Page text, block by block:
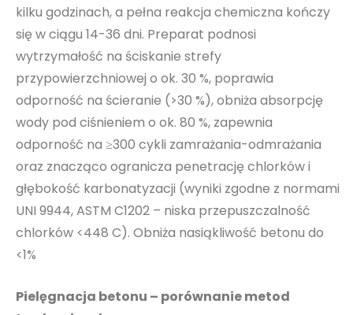
kilku godzinach, a pełna reakcja chemiczna kończy
się w ciągu 14-36 dni. Preparat podnosi
wytrzymałość na ściskanie strefy
przypowierzchniowej o ok. 30 %, poprawia
odporność na ścieranie (>30 %), obniża absorpcję
wody pod ciśnieniem o ok. 80 %, zapewnia
odporność na ≥300 cykli zamrażania-odmrażania
oraz znacząco ogranicza penetrację chlorków i
głębokość karbonatyzacji (wyniki zgodne z normami
UNI 9944, ASTM C1202 – niska przepuszczalność
chlorków <448 C). Obniża nasiąkliwość betonu do
<1%
Pielęgnacja betonu – porównanie metod